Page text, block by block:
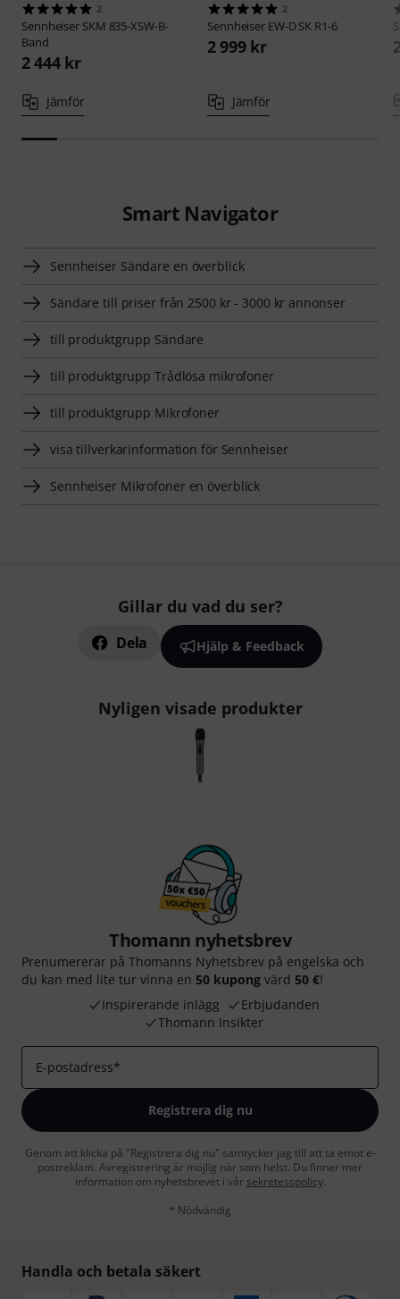
2
Sennheiser SKM 835-XSW-B-
Band
2 444 kr
Jämför
2
Sennheiser EW-D SK R1-6
2 999 kr
Jämför
Smart Navigator
Sennheiser Sändare en överblick
Sändare till priser från 2500 kr - 3000 kr annonser
till produktgrupp Sändare
till produktgrupp Trådlösa mikrofoner
till produktgrupp Mikrofoner
visa tillverkarinformation för Sennheiser
Sennheiser Mikrofoner en överblick
Gillar du vad du ser?
Dela Hjälp & Feedback
Nyligen visade produkter
Thomann nyhetsbrev
Prenumererar på Thomanns Nyhetsbrev på engelska och
du kan med lite tur vinna en 50 kupong värd 50 €!
Inspirerande inlägg
Erbjudanden
Thomann Insikter
E-postadress*
Registrera dig nu
Genom att klicka på "Registrera dig nu" samtycker jag till att ta emot e-
postreklam. Avregistrering är möjlig när som helst. Du finner mer
information om nyhetsbrevet i vår sekretesspolicy.
* Nödvändig
Handla och betala säkert